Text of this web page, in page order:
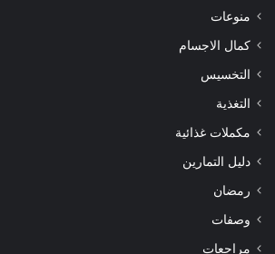
منوعات
كمال الاجسام
التخسيس
التغذية
مكملات غذائية
دليل التمارين
رمضان
وصفات
مراجعات